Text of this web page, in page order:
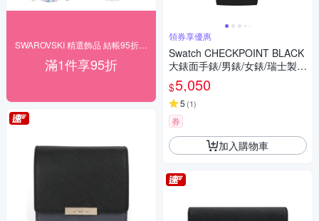
滿1件享95折
領券享優惠
Swatch CHECKPOINT BLACK
大錶面手錶/男錶/女錶/瑞士製造
SB02B400 (47mm)
$5,050
5 (1)
券
加入購物車